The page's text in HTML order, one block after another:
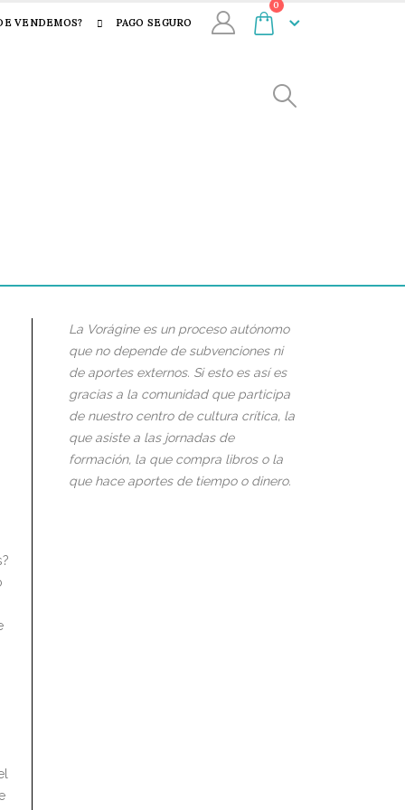
VENDEMOS? PAGO SEGURO
0
La Vorágine es un proceso autónomo
que no depende de subvenciones ni
de aportes externos. Si esto es así es
gracias a la comunidad que participa
de nuestro centro de cultura crítica, la
que asiste a las jornadas de
formación, la que compra libros o la
que hace aportes de tiempo o dinero.